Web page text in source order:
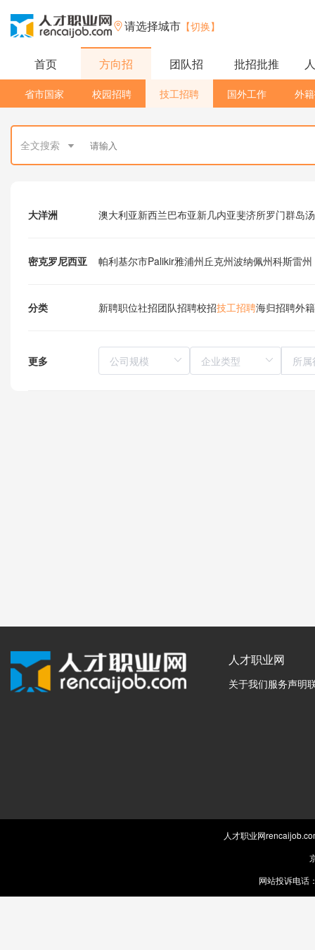
请选择城市 【切换】
首页 方向招 团队招 批招批推
省市国家 校园招聘 技工招聘 国外工作 外
全文搜索
大洋洲 澳大利亚新西兰巴布亚新几内亚斐济所罗门群岛
密克罗尼西亚 帕利基尔市Palikir雅浦州丘克州波纳佩州科斯雷州
分类 新聘职位社招团队招聘校招技工招聘海归招聘外
更多 所
人才职业网
关于我们服务声明
人才职业网
网站投诉电话